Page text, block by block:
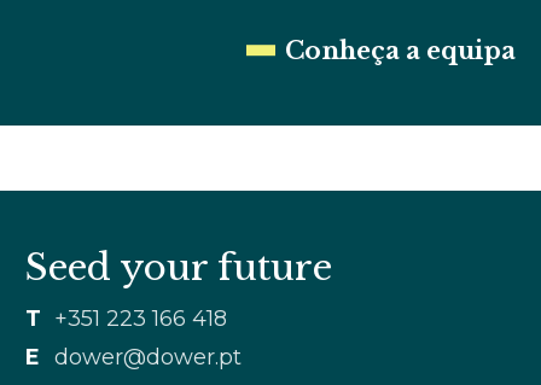
Conheça a equipa
Seed your future
T +351 223 166 418
E
dower@dower.pt